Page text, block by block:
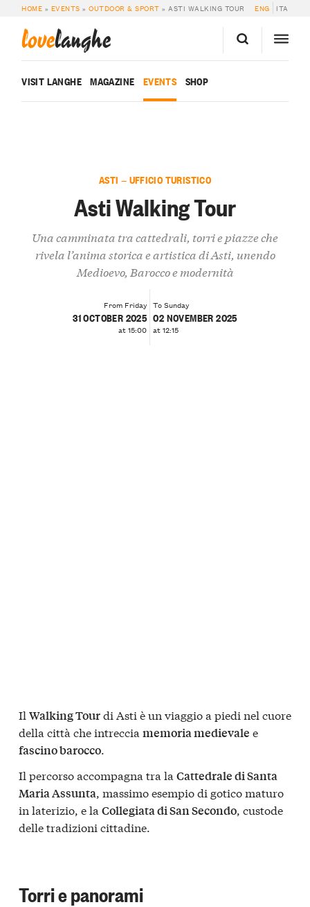
HOME » EVENTS »OUTDOOR & SPORT »ASTI WALKING TOUR ENG ITA
lovelanghe
VISIT LANGHE MAGAZINE EVENTS SHOP
ASTI — UFFICIO TURISTICO
Asti Walking Tour
Una camminata tra cattedrali, torri e piazze che
rivela l’anima storica e artistica di Asti, unendo
Medioevo, Barocco e modernità
From Friday
31 OCTOBER 2025
at 15:00
To Sunday
02 NOVEMBER 2025
at 12:15
Il Walking Tourdi Asti è un viaggio a piedi nel cuore
della città che intreccia memoria medievale e
fascino barocco.
Il percorso accompagna tra la Cattedrale di Santa
Maria Assunta, massimo esempio di gotico maturo
in laterizio, e la Collegiata di San Secondo, custode
delle tradizioni cittadine.
Torri e panorami